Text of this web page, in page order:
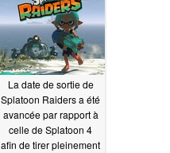
La date de sortie de
Splatoon Raiders a été
avancée par rapport à
celle de Splatoon 4
afin de tirer pleinement